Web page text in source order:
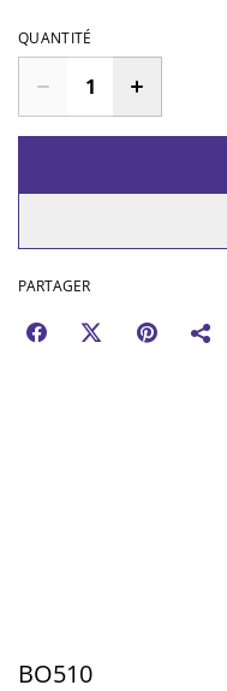
QUANTITÉ
PARTAGER
BO510